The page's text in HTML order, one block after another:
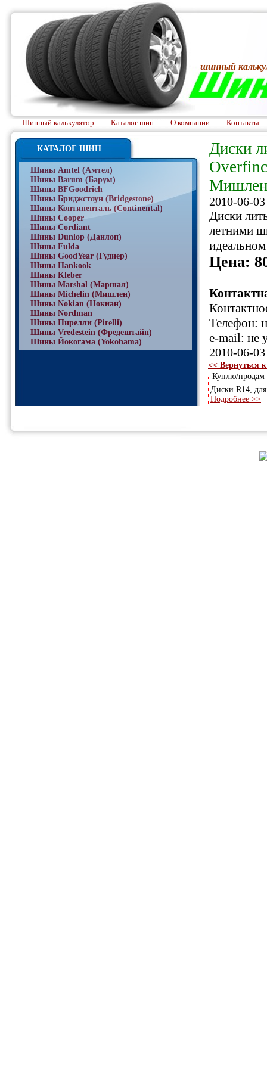
шинный
Шинный калькулятор :: Каталог шин :: О компании :: Контакты
КАТАЛОГ ШИН
Шины Amtel (Амтел)
Шины Barum (Барум)
Шины BFGoodrich
Шины Бриджстоун (Bridgestone)
Шины Континенталь (Continental)
Шины Cooper
Шины Cordiant
Шины Dunlop (Данлоп)
Шины Fulda
Шины GoodYear (Гудиер)
Шины Hankook
Шины Kleber
Шины Marshal (Маршал)
Шины Michelin (Мишлен)
Шины Nokian (Нокиан)
Шины Nordman
Шины Пирелли (Pirelli)
Шины Vredestein (Фредештайн)
Шины Йокогама (Yokohama)
Диски
2010-06-
Диски
летними
Цена:
Телефон:
e-mail: не
2010-06-
<< Вернуться
Куплю/
Диски R14,
Подробнее >>